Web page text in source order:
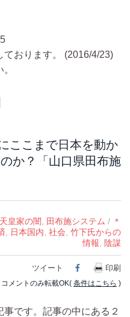
おります。 (2016/4/23)
ここまで日本を動か
か？「山口県田布施
天皇家の闇 田布施システム / ＊
日本国内 社会 竹下氏からの
情報
陰謀
ツイート Facebook
印刷
コメントのみ転載OK( 条件はこちら )
です。記事の中にある２